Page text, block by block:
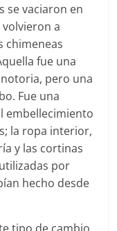
se vaciaron en
a
chimeneas
fue una
pero una
Fue una
embellecimiento
la ropa interior,
y las cortinas
por
hecho desde